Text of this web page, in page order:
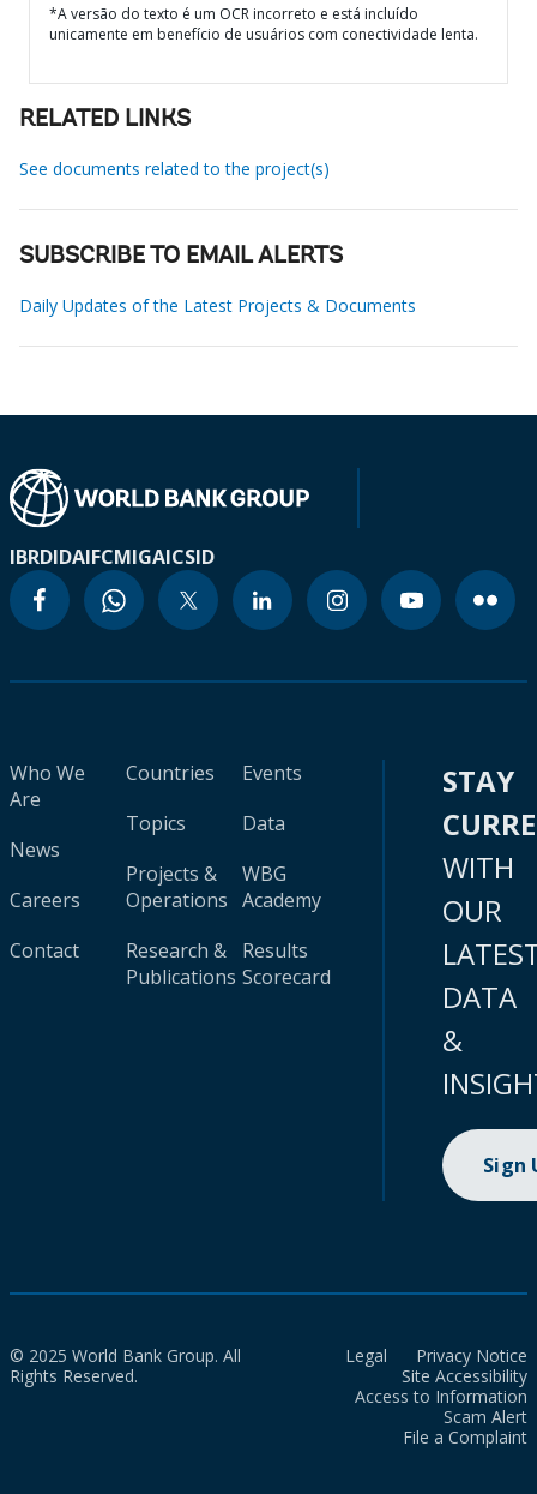
*A versão do texto é um OCR incorreto e está incluído
unicamente em benefício de usuários com conectividade lenta.
RELATED LINKS
See documents related to the project(s)
SUBSCRIBE TO EMAIL ALERTS
Daily Updates of the Latest Projects & Documents
IBRDIDAIFCMIGAICSID
Who We
Are
News
Careers
Contact
Countries
Topics
Projects &
Operations
Research &
Publications
Events
Data
WBG
Academy
Results
Scorecard
STAY
WITH
OUR
DATA
&
Sign
© 2025 World Bank Group. All
Rights Reserved.
Legal
Privacy Notice
Site Accessibility
Access to Information
Scam Alert
File a Complaint